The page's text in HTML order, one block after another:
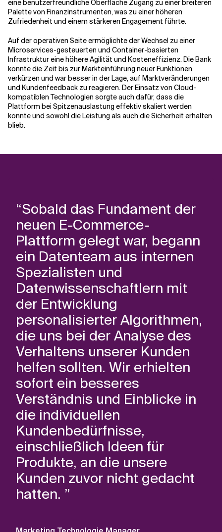
eine benutzerfreundliche Oberfläche Zugang zu einer breiteren
Palette von Finanzinstrumenten, was zu einer höheren
Zufriedenheit und einem stärkeren Engagement führte.
Auf der operativen Seite ermöglichte der Wechsel zu einer
Microservices-gesteuerten und Container-basierten
Infrastruktur eine höhere Agilität und Kosteneffizienz. Die Bank
konnte die Zeit bis zur Markteinführung neuer Funktionen
verkürzen und war besser in der Lage, auf Marktveränderungen
und Kundenfeedback zu reagieren. Der Einsatz von Cloud-
kompatiblen Technologien sorgte auch dafür, dass die
Plattform bei Spitzenauslastung effektiv skaliert werden
konnte und sowohl die Leistung als auch die Sicherheit erhalten
blieb.
“Sobald das Fundament der
neuen E-Commerce-
Plattform gelegt war, begann
ein Datenteam aus internen
Spezialisten und
Datenwissenschaftlern mit
der Entwicklung
personalisierter Algorithmen,
die uns bei der Analyse des
Verhaltens unserer Kunden
helfen sollten. Wir erhielten
sofort ein besseres
Verständnis und Einblicke in
die individuellen
Kundenbedürfnisse,
einschließlich Ideen für
Produkte, an die unsere
Kunden zuvor nicht gedacht
hatten. ”